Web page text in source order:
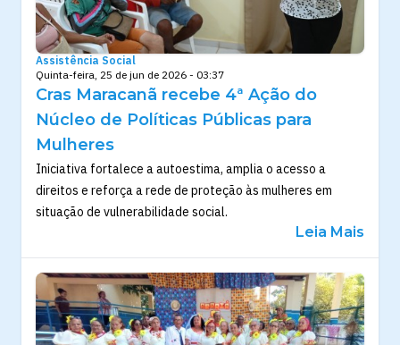
Assistência Social
Quinta-feira, 25 de jun de 2026 - 03:37
Cras Maracanã recebe 4ª Ação do
Núcleo de Políticas Públicas para
Mulheres
Iniciativa fortalece a autoestima, amplia o acesso a
direitos e reforça a rede de proteção às mulheres em
situação de vulnerabilidade social.
Leia Mais